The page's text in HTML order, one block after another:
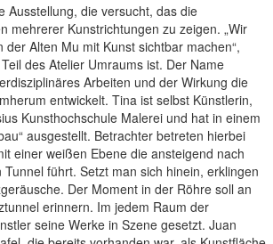
Ausstellung, die versucht, das die
mehrerer Kunstrichtungen zu zeigen. „Wir
Alten Mu mit Kunst sichtbar machen“,
des Atelier Umraums ist. Der Name
Arbeiten und der Wirkung die
entwickelt. Tina ist selbst Künstlerin,
Kunsthochschule Malerei und hat in einem
ausgestellt. Betrachter betreten hierbei
einer weißen Ebene die ansteigend nach
führt. Setzt man sich hinein, erklingen
Der Moment in der Röhre soll an
erinnern. Im jedem Raum der
seine Werke in Szene gesetzt. Juan